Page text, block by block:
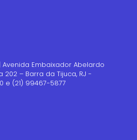
Embaixador Abelardo
202 – Barra da Tijuca, RJ -
e (21) 99467-5877